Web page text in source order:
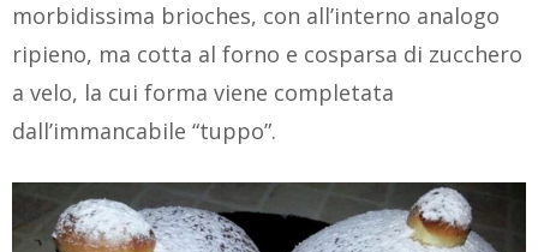
morbidissima brioches, con all’interno analogo
ripieno, ma cotta al forno e cosparsa di zucchero
a velo, la cui forma viene completata
dall’immancabile “tuppo”.